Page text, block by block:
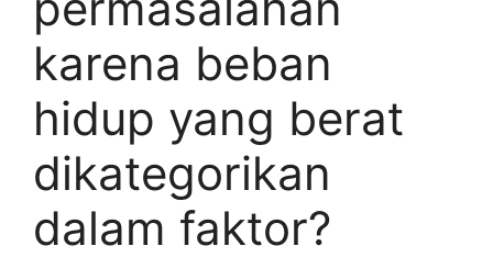
karena beban
hidup yang berat
dikategorikan
dalam faktor?